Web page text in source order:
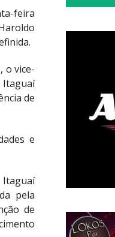
feira
o vice-
de
e
Itaguaí
pela
de